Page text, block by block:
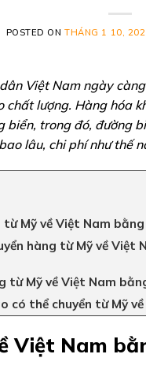
POSTED ONTHÁNG 1 10,
Việt Nam ngày
lượng. Hàng hóa
biển, trong đó, đường
lâu, chi phí như thế
từ Mỹ về Việt Nam
hàng từ Mỹ về Việt
từ Mỹ về Việt Nam
có thể chuyển từ Mỹ
Việt Nam